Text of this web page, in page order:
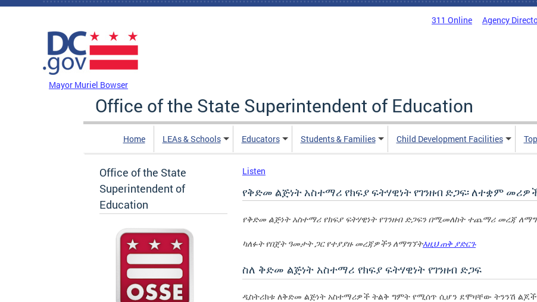
Skip to main content
311 Online Agency
Mayor Muriel Bowser
Office of the State Superintendent of Education
Home LEAs & Schools Educators Students & Families Child Development Facilities
Office of the State
Superintendent of
Education
Listen
የቅድመ ልጅነት አስተማሪ የክፍያ ፍትሃዊነት የገንዘብ ድጋፍ፡ ለተቋም
የቅድመ ልጅነት አስተማሪ የክፍያ ፍትሃዊነት የገንዘብ ድጋፍን በሚመለከት ተጨማሪ መረጃ
ካለፉት የበጀት ዓመታት ጋር የተያያዙ መረጃዎችን ለማግኘትእዚህ ጠቅ ያድርጉ
ስለ ቅድመ ልጅነት አስተማሪ የክፍያ ፍትሃዊነት የገንዘብ ድጋፍ
ዲስትሪክቱ ለቅድመ ልጅነት አስተማሪዎች ትልቅ ግምት የሚሰጥ ሲሆን ደሞዛቸው ትንንሽ